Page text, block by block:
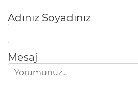
Adınız Soyadınız
Mesaj